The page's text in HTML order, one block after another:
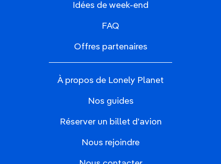
Idées de week-end
FAQ
Offres partenaires
À propos de Lonely Planet
Nos guides
Réserver un billet d'avion
Nous rejoindre